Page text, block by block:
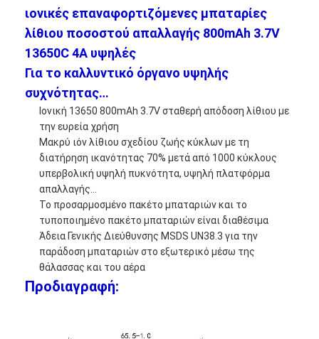
ιονικές επαναφορτιζόμενες μπαταρίες
λίθιου ποσοστού απαλλαγής 800mAh 3.7V
13650C 4A υψηλές
Για το καλλυντικό όργανο υψηλής
συχνότητας…
Ιονική 13650 800mAh 3.7V σταθερή απόδοση λίθιου με
την ευρεία χρήση
Μακρύ ιόν λίθιου σχεδίου ζωής κύκλων με τη
διατήρηση ικανότητας 70% μετά από 1000 κύκλους
υπερβολική υψηλή πυκνότητα, υψηλή πλατφόρμα
απαλλαγής…
Το προσαρμοσμένο πακέτο μπαταριών και το
τυποποιημένο πακέτο μπαταριών είναι διαθέσιμα
Άδεια Γενικής Διεύθυνσης MSDS UN38.3 για την
παράδοση μπαταριών στο εξωτερικό μέσω της
θάλασσας και του αέρα
Προδιαγραφή: